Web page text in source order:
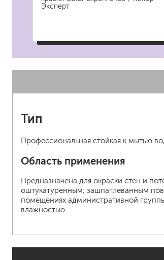
пены
Эксперт
Тип
Профессиональная стойкая к мытью
Область применения
Предназначена для окраски стен и
оштукатуренным, зашпатлеванным
помещениях административной
влажностью.